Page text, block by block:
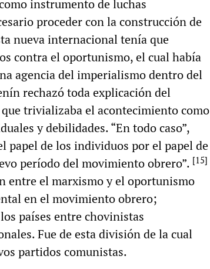
instrumento de luchas
proceder con la construcción de
nueva internacional tenía que
contra el oportunismo, el cual había
agencia del imperialismo dentro del
rechazó toda explicación del
trivializaba el acontecimiento como
y debilidades. “En todo caso”,
papel de los individuos por el papel de
período del movimiento obrero”. [15]
entre el marxismo y el oportunismo
en el movimiento obrero;
países entre chovinistas
Fue de esta división de la cual
partidos comunistas.